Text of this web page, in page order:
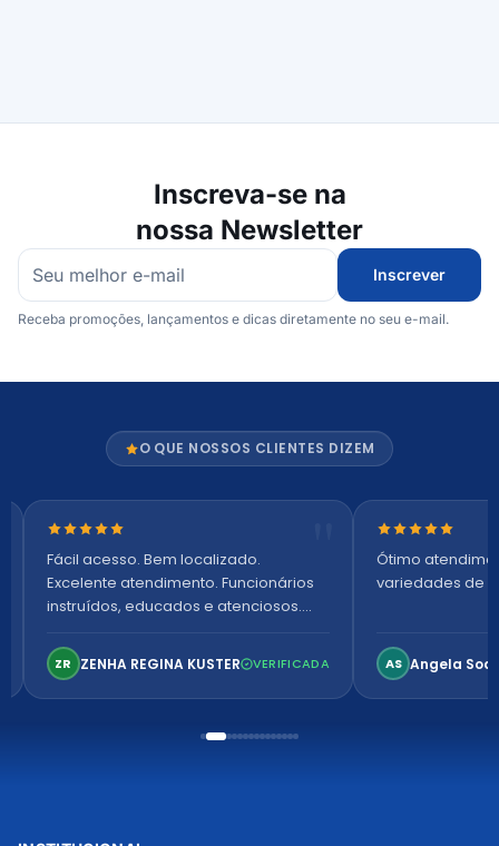
Inscreva-se na
nossa Newsletter
Inscrever
Receba promoções, lançamentos e dicas diretamente no seu e-mail.
O QUE NOSSOS CLIENTES DIZEM
Nota 5 de 5 estrelas
Fácil acesso. Bem localizado.
Excelente atendimento. Funcionários
instruídos, educados e atenciosos.
confortável. Perfeito!
ZR ZENHA REGINA KUSTER VERIFICADA
Nota 5 de 5
Ótimo
variedades de
AS Angela